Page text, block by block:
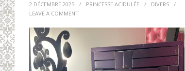
2 DÉCEMBRE 2025 / PRINCESSE ACIDULÉE / DIVERS
/
LEAVE A COMMENT